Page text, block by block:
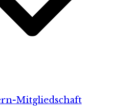
Mitgliedschaft